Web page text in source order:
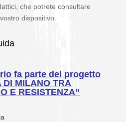
che potrete consultare
dispositivo.
fa parte del progetto
DI MILANO TRA
E RESISTENZA”